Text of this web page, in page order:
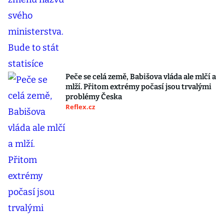
Peče se celá země, Babišova vláda ale mlčí a
mlží. Přitom extrémy počasí jsou trvalými
problémy Česka
Reflex.cz